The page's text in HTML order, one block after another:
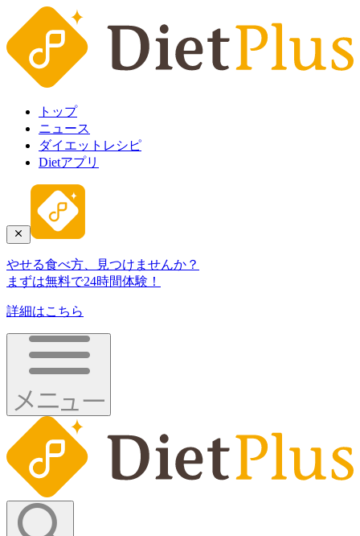
トップ
ニュース
ダイエットレシピ
Dietアプリ
やせる食べ方、見つけませんか？
まずは無料で24時間体験！
詳細はこちら